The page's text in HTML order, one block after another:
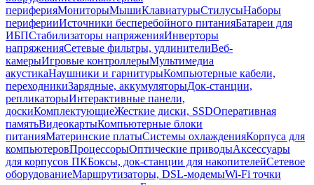
периферияМониторыМышиКлавиатурыСтилусыНаборы
периферииИсточники бесперебойного питанияБатареи для
ИБПСтабилизаторы напряженияИнверторы
напряженияСетевые фильтры, удлинителиВеб-
камерыИгровые контроллерыМультимедиа
акустикаНаушники и гарнитурыКомпьютерные кабели,
переходникиЗарядные, аккумуляторыДок-станции,
репликаторыИнтерактивные панели,
доскиКомплектующиеЖесткие диски, SSDОперативная
памятьВидеокартыКомпьютерные блоки
питанияМатеринские платыСистемы охлажденияКорпуса для
компьютеровПроцессорыОптические приводыАксессуары
для корпусов ПКБоксы, док-станции для накопителейСетевое
оборудованиеМаршрутизаторы, DSL-модемыWi-Fi точки